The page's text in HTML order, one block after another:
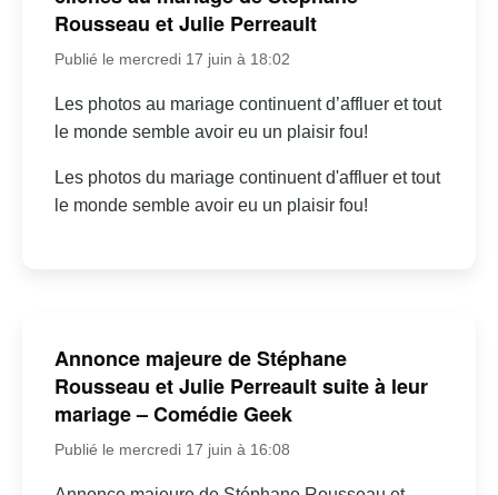
Rousseau et Julie Perreault
Publié le mercredi 17 juin à 18:02
Les photos au mariage continuent d’affluer et tout
le monde semble avoir eu un plaisir fou!
Les photos du mariage continuent d'affluer et tout
le monde semble avoir eu un plaisir fou!
Annonce majeure de Stéphane
Rousseau et Julie Perreault suite à leur
mariage – Comédie Geek
Publié le mercredi 17 juin à 16:08